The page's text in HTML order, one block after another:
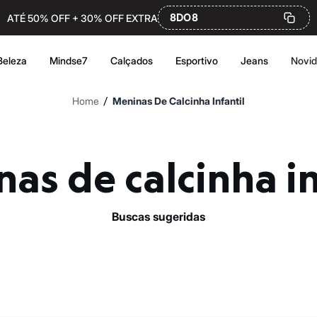
ATÉ 50% OFF + 30% OFF EXTRA 8DO8
Mindse7 Calçados Esportivo Jeans
Home / Meninas De Calcinha Infantil
de calcinha
buscas sugeridas